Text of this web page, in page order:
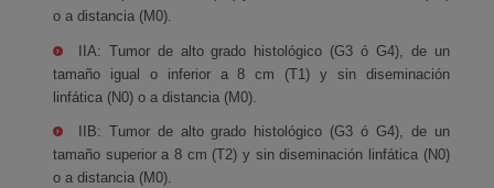
o a distancia (M0).
IIA: Tumor de alto grado histológico (G3 ó G4), de un
tamaño igual o inferior a 8 cm (T1) y sin diseminación
linfática (N0) o a distancia (M0).
IIB: Tumor de alto grado histológico (G3 ó G4), de un
tamaño superior a 8 cm (T2) y sin diseminación linfática (N0)
o a distancia (M0).